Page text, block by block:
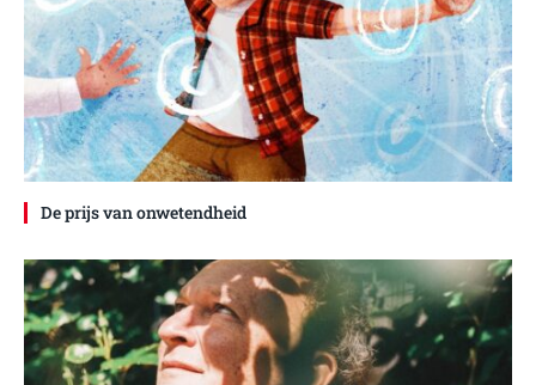
De prijs van onwetendheid